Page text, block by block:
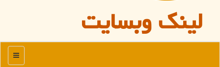
لینک وبسایت
منو